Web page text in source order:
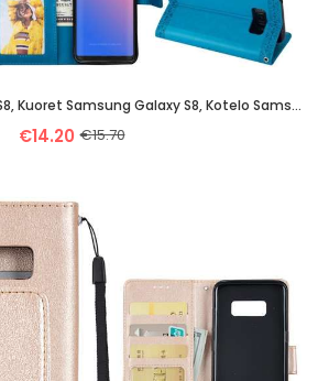
Kuori Samsung Galaxy S8, Kuoret Samsung Galaxy S8, Kotelo Samsung Galaxy S8 Nahkakuori Pehmeä Neste
€14.20 €15.70